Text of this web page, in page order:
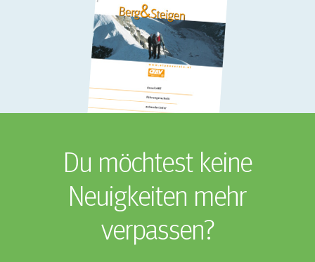
Du möchtest keine
Neuigkeiten mehr
verpassen?